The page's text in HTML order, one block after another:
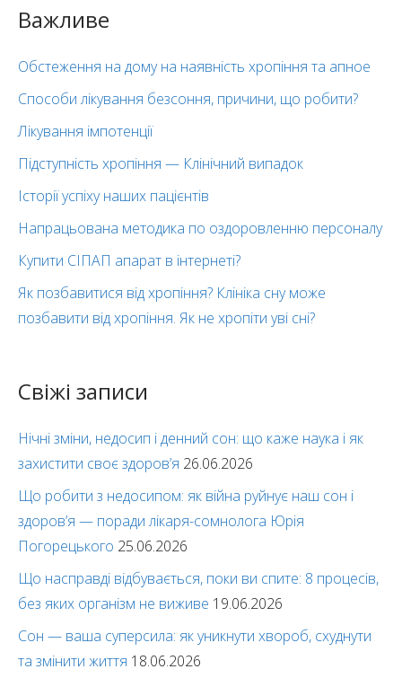
Важливе
Обстеження на дому на наявність хропіння та апное
Способи лікування безсоння, причини, що робити?
Лікування імпотенції
Підступність хропіння — Клінічний випадок
Історії успіху наших пацієнтів
Напрацьована методика по оздоровленню персоналу
Купити СІПАП апарат в інтернеті?
Як позбавитися від хропіння? Клініка сну може
позбавити від хропіння. Як не хропіти уві сні?
Свіжі записи
Нічні зміни, недосип і денний сон: що каже наука і як
захистити своє здоров’я 26.06.2026
Що робити з недосипом: як війна руйнує наш сон і
здоров’я — поради лікаря-сомнолога Юрія
Погорецького 25.06.2026
Що насправді відбувається, поки ви спите: 8 процесів,
без яких організм не виживе 19.06.2026
Сон — ваша суперсила: як уникнути хвороб, схуднути
та змінити життя 18.06.2026